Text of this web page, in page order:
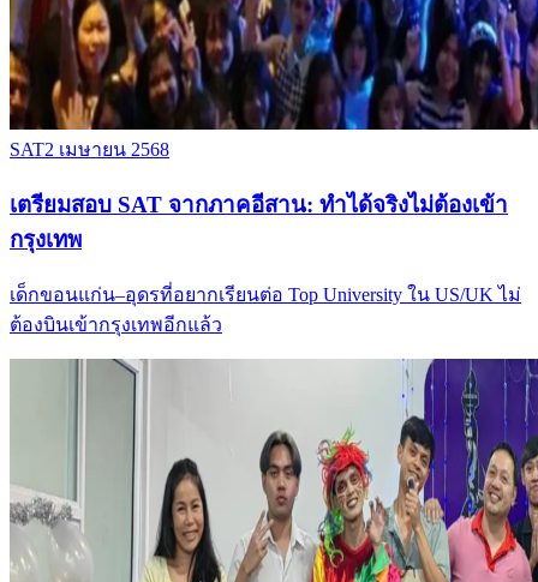
SAT2 เมษายน 2568
เตรียมสอบ SAT จากภาคอีสาน: ทำได้จริงไม่ต้องเข้า
กรุงเทพ
เด็กขอนแก่น–อุดรที่อยากเรียนต่อ Top University ใน US/UK ไม่
ต้องบินเข้ากรุงเทพอีกแล้ว